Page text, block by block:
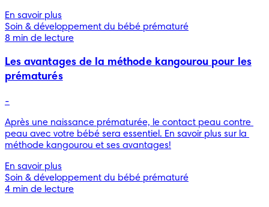
En savoir plus
Soin & développement du bébé prématuré
8 min de lecture
Les avantages de la méthode kangourou pour les
prématurés
-
Après une naissance prématurée, le contact peau contre
peau avec votre bébé sera essentiel. En savoir plus sur la
méthode kangourou et ses avantages!
En savoir plus
Soin & développement du bébé prématuré
4 min de lecture